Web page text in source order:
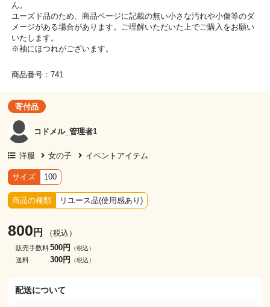
ん。
ユーズド品のため、商品ページに記載の無い小さな汚れや小傷等のダ
メージがある場合があります。ご理解いただいた上でご購入をお願い
いたします。
※袖にほつれがございます。
商品番号：741
寄付品
コドメル_管理者1
洋服 女の子 イベントアイテム
サイズ 100
商品の種類 リユース品(使用感あり)
800 円 （税込）
販売手数料500円 （税込）
送料 300円 （税込）
配送について